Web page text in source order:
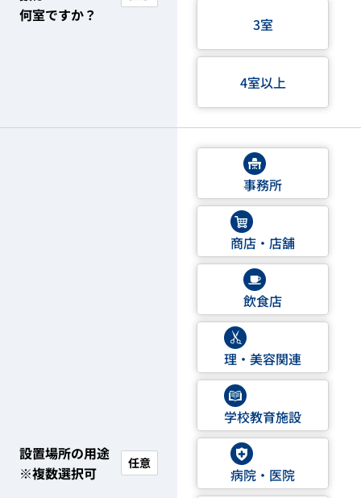
何室ですか？
3室
4室以上
設置場所の用途
※複数選択可
任意
事務所
商店・店舗
飲食店
理・美容関連
学校教育施設
病院・医院